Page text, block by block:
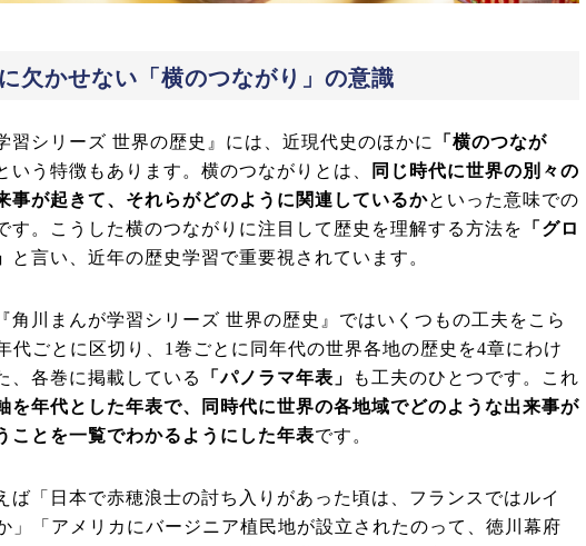
欠かせない「横のつながり」の意識
習シリーズ 世界の歴史』には、近現代史のほかに
「横のつなが
いう特徴もあります。横のつながりとは、
同じ時代に世界の別々の
事が起きて、それらがどのように関連しているかといった意味での
す。こうした横のつながりに注目して歴史を理解する方法を
「グロ
と言い、近年の歴史学習で重要視されています。
角川まんが学習シリーズ 世界の歴史』ではいくつもの工夫をこら
代ごとに区切り、1巻ごとに同年代の世界各地の歴史を4章にわけ
、各巻に掲載している
「パノラマ年表」
も工夫のひとつです。これ
を年代とした年表で、同時代に世界の各地域でどのような出来事が
ことを一覧でわかるようにした年表です。
ば「日本で赤穂浪士の討ち入りがあった頃は、フランスではルイ
」「アメリカにバージニア植民地が設立されたのって、徳川幕府